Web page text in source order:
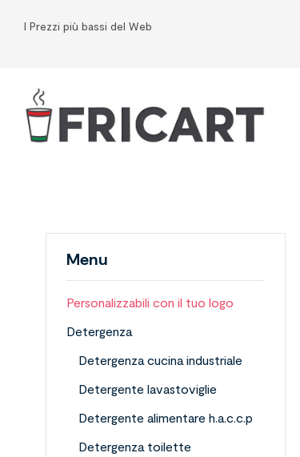
I Prezzi più bassi del Web
Menu
Personalizzabili con il tuo logo
Detergenza
Detergenza cucina industriale
Detergente lavastoviglie
Detergente alimentare h.a.c.c.p
Detergenza toilette